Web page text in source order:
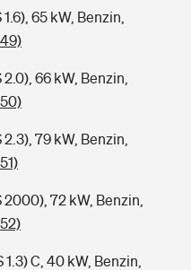
65 kW, Benzin,
66 kW, Benzin,
79 kW, Benzin,
2000), 72 kW, Benzin,
C, 40 kW, Benzin,